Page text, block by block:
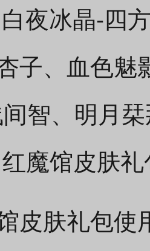
冰晶-四方
子、血色魅
智、明月
红魔馆皮肤
皮肤礼包使